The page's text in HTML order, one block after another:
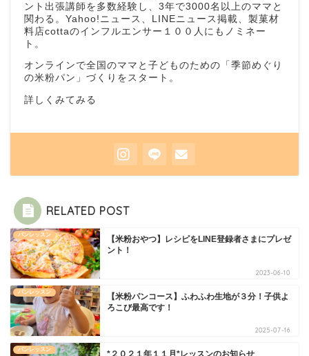
ント出張講師を多数経験し、3年で3000名以上のママと
関わる。Yahoo!ニュース、LINEニュース掲載、製菓材
料店cottaのインフルエンサー１００人にもノミネー
ト。
オンラインで全国のママと子どものための「季節めぐり
の米粉パン」づくりをスタート。
詳しくみてみる
RELATED POST
パンレッスン
【米粉おやつ】レシピをLINE登録者さまにプレゼ
ント！
2023-06-10
パンレッスン
【米粉パンコース】ふわふわ生地が３分！子供よ
ろこび最高です！
2025-07-16
パンレッスン *２０２１年１１月*レッスンのお知らせ
講師について